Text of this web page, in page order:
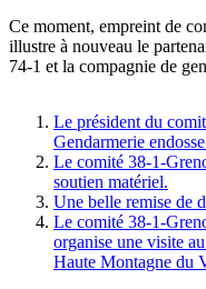
Ce moment, empreint de
illustre à nouveau le
74-1 et la compagnie de
Le président du
Gendarmerie
Le comité 38-1-
soutien matériel.
Une belle remise de
Le comité 38-1-
organise une visite
Haute Montagne du